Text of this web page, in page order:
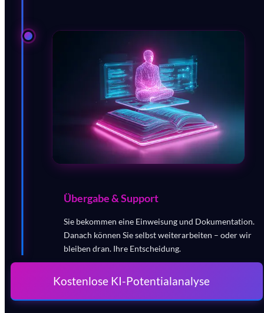
Übergabe & Support
Sie bekommen eine Einweisung und Dokumentation.
Danach können Sie selbst weiterarbeiten – oder wir
bleiben dran. Ihre Entscheidung.
Kostenlose KI-Potentialanalyse